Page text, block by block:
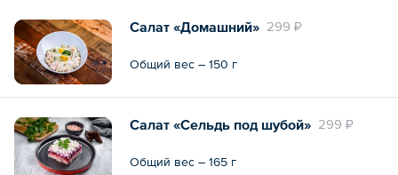
299 ₽
Салат «Домашний»
Общий вес – 150 г
299 ₽
Салат «Сельдь под шубой»
Общий вес – 165 г